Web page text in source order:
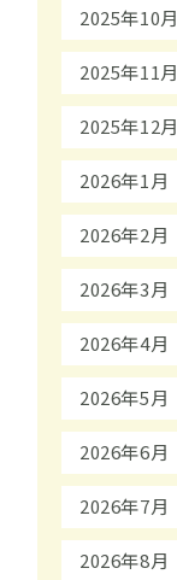
2025年10月
2025年11月
2025年12月
2026年1月
2026年2月
2026年3月
2026年4月
2026年5月
2026年6月
2026年7月
2026年8月